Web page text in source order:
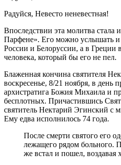
Радуйся, Невесто неневестная!
Впоследствии эта молитва
Парфене». Его можно услышать и
России и Белоруссии, а в Греции
человека, который бы его не пел.
Блаженная кончина святителя
воскресенье, 8/21 ноября, в день
архистратига Божия Михаила и
бесплотных. Причастившись
святитель Нектарий Эгинский с
Ему едва исполнилось 74 года.
После смерти святого его
лежащего рядом больного.
же встал и пошел, воздавая